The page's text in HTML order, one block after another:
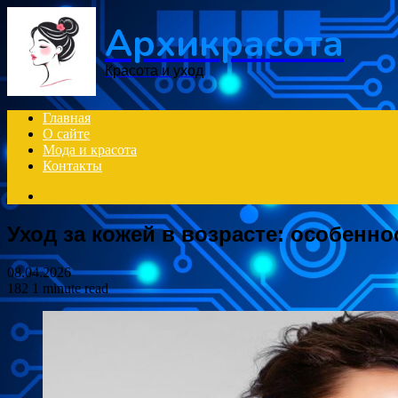
Архикрасота
Красота и уход
Главная
О сайте
Мода и красота
Контакты
Уход за кожей в возрасте:
08.04.2026
182 1 minute read